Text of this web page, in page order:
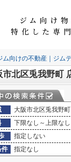
ム向けの不動産｜ジム
市北区兎我野町
大阪市北区兎我野町
下限なし～上限なし
指定しない
件
指定なし